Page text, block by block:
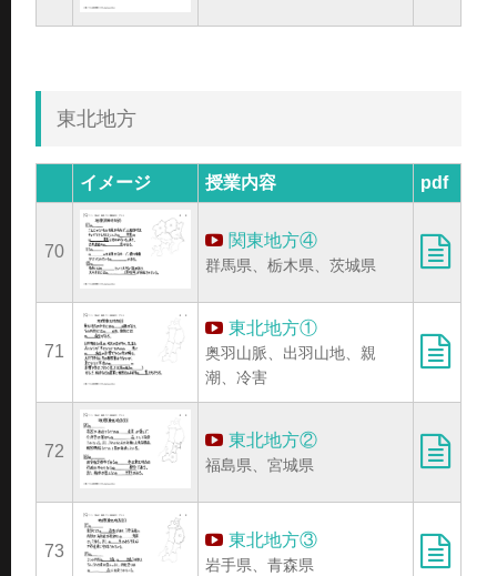
東北地方
イメージ 授業内容 pdf
70
関東地方④
群馬県、栃木県、茨城県
71
東北地方①
奥羽山脈、出羽山地、親
潮、冷害
72
東北地方②
福島県、宮城県
73
東北地方③
岩手県、青森県